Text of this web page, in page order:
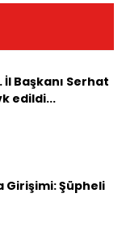
Başkanı Serhat
edildi...
Girişimi: Şüpheli